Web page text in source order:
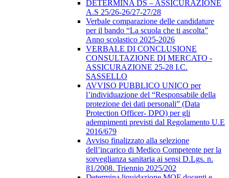
DETERMINA DS – ASSICURAZIONE
A.S 25/26-26/27-27/28
Verbale comparazione delle candidature
per il bando “La scuola che ti ascolta”
Anno scolastico 2025-2026
VERBALE DI CONCLUSIONE
CONSULTAZIONE DI MERCATO -
ASSICURAZIONE 25-28 I.C.
SASSELLO
AVVISO PUBBLICO UNICO per
l’individuazione del “Responsabile della
protezione dei dati personali” (Data
Protection Officer- DPO) per gli
adempimenti previsti dal Regolamento U.E
2016/679
Avviso finalizzato alla selezione
dell’incarico di Medico Competente per la
sorveglianza sanitaria ai sensi D.Lgs. n.
81/2008. Triennio 2025/202